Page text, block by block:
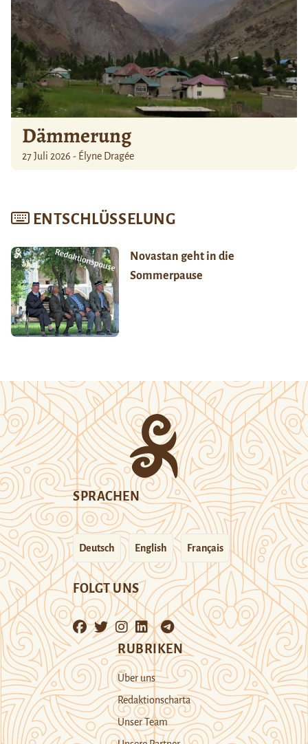
Dämmerung
27 Juli 2026 - Élyne Dragée
ENTSCHLÜSSELUNG
Novastan geht in die
Sommerpause
SPRACHEN
Deutsch English Français
FOLGT UNS
RUBRIKEN
Über uns
Redaktionscharta
Unser Team